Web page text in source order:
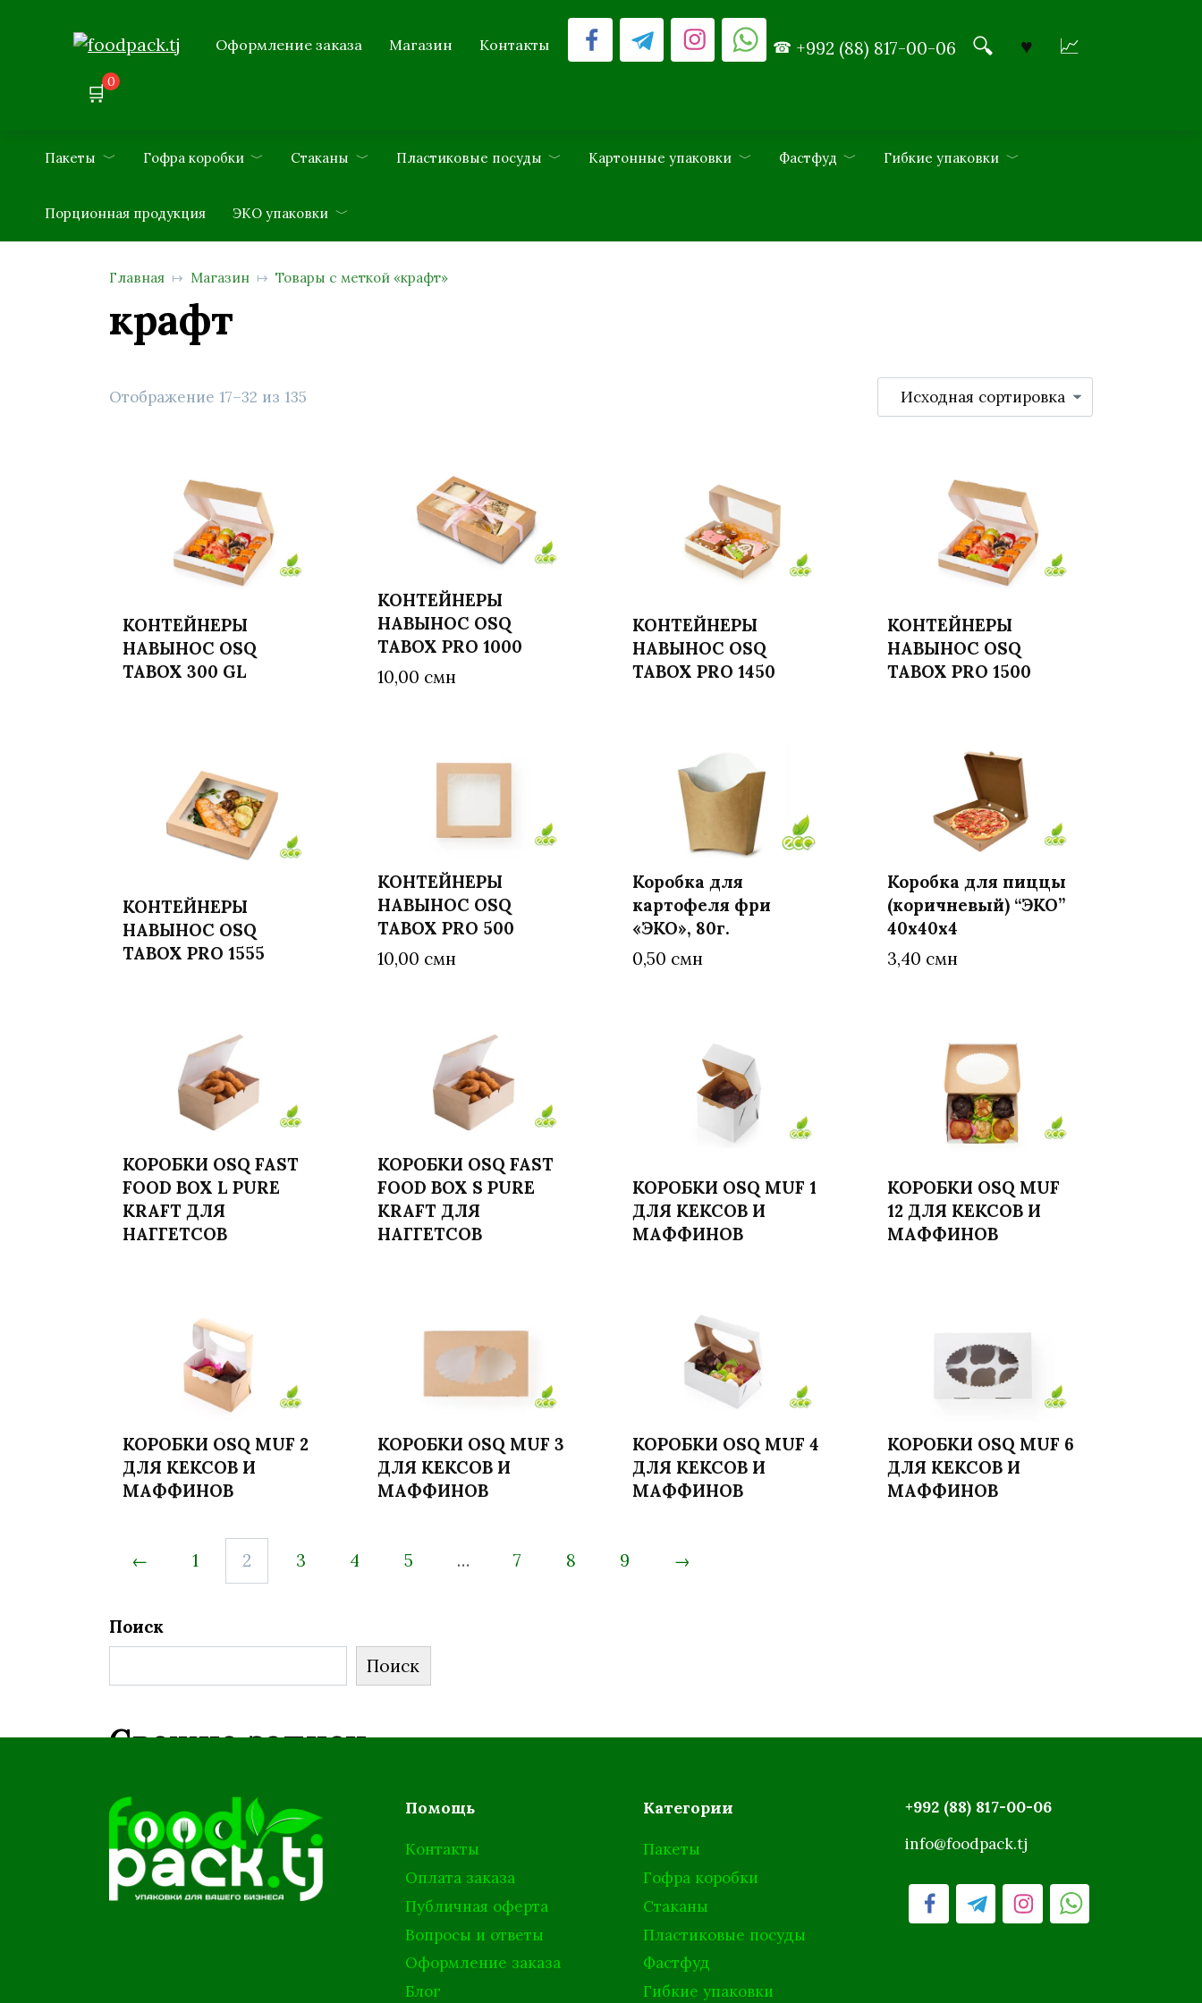
Оформление заказа Магазин Контакты +992 (88) 817-00-06
0
Пакеты Гофра коробки Стаканы Пластиковые посуды Картонные упаковки Фастфуд Гибкие упаковки
Порционная продукция ЭКО упаковки
Главная Магазин Товары с меткой «крафт»
крафт
Отображение 17–32 из 135
Читать далее
КОНТЕЙНЕРЫ
НАВЫНОС OSQ
TABOX 300 GL
В корзину
КОНТЕЙНЕРЫ
НАВЫНОС OSQ
TABOX PRO 1000
10,00 смн
Читать далее
КОНТЕЙНЕРЫ
НАВЫНОС OSQ
TABOX PRO 1450
Читать далее
КОНТЕЙНЕРЫ
НАВЫНОС OSQ
TABOX PRO 1500
Читать далее
КОНТЕЙНЕРЫ
НАВЫНОС OSQ
TABOX PRO 1555
В корзину
КОНТЕЙНЕРЫ
НАВЫНОС OSQ
TABOX PRO 500
10,00 смн
В корзину
Коробка для
картофеля фри
«ЭКО», 80г.
0,50 смн
В корзину
Коробка для пиццы
(коричневый) “ЭКО”
40х40х4
3,40 смн
Читать далее
КОРОБКИ OSQ FAST
FOOD BOX L PURE
KRAFT ДЛЯ
НАГГЕТСОВ
Читать далее
КОРОБКИ OSQ FAST
FOOD BOX S PURE
KRAFT ДЛЯ
НАГГЕТСОВ
Читать далее
КОРОБКИ OSQ MUF 1
ДЛЯ КЕКСОВ И
МАФФИНОВ
Читать далее
КОРОБКИ OSQ MUF
12 ДЛЯ КЕКСОВ И
МАФФИНОВ
Читать далее
КОРОБКИ OSQ MUF 2
ДЛЯ КЕКСОВ И
МАФФИНОВ
Читать далее
КОРОБКИ OSQ MUF 3
ДЛЯ КЕКСОВ И
МАФФИНОВ
Читать далее
КОРОБКИ OSQ MUF 4
ДЛЯ КЕКСОВ И
МАФФИНОВ
Читать далее
КОРОБКИ OSQ MUF 6
ДЛЯ КЕКСОВ И
МАФФИНОВ
← 1 2 3 4 5 … 7 8 9 →
Поиск
Поиск
Свежие записи
Свежие
комментарии
Помощь
Контакты
Оплата заказа
Публичная оферта
Вопросы и ответы
Оформление заказа
Блог
Категории
Пакеты
Гофра коробки
Стаканы
Пластиковые посуды
Фастфуд
Гибкие упаковки
+992 (88) 817-00-06
info@foodpack.tj